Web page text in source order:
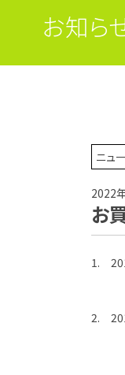
お知ら
ニュ
2022
お
1.
2.